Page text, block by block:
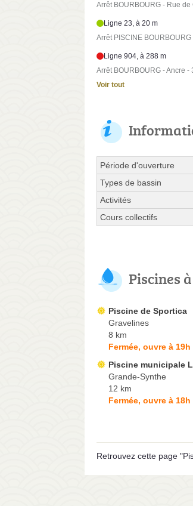
Arrêt BOURBOURG - Rue
Ligne 23, à 20 m
Arrêt PISCINE
Ligne 904, à 288 m
Arrêt BOURBOURG - Ancre -
Voir tout
Période d'ouverture
Types de bassin
Activités
Cours collectifs
Piscines
Piscine de Sportica
Gravelines
8 km
Fermée, ouvre à 19h
Piscine municipale
Grande-Synthe
12 km
Fermée, ouvre à 18h
Retrouvez cette page